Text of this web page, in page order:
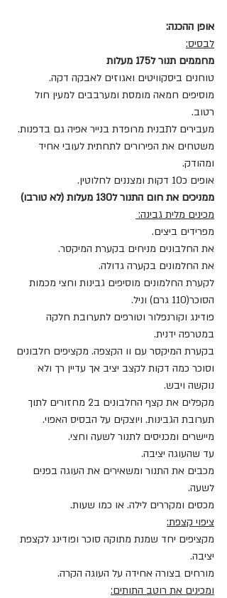
אופן ההכנה:
לבסיס:
מחממים תנור ל175 מעלות
טוחנים ביסקוויטים ואגוזים לאבקה דקה.
מוסיפים חמאה מומסת ומערבבים למעין חול
רטוב.
מעבירים לתבנית מרופדת בנייר אפיה גם בדפנות.
משטחים את הפירורים לתחתית לעובי אחיד
ומהודק.
אופים כ10 דקות ומצננים לחלוטין.
ממניכים את חום התנור ל130 מעלות (לא טורבו)
מכינים מלית גבינה:
מפרידים ביצים.
את החלבונים מניחים בקערת המיקסר.
את החלמונים בקערה גדולה.
לקערת החלמונים מוסיפים גבינות וחצי מכמות
הסוכר(110 גרם) וניל.
פודינג וקורנפלור וטורפים לתערובת חלקה
במטרפה ידנית.
בקערת המיקסר עם וו הקצפה. מקציפים חלבונים
וסוכר כמה דקות לקצב יציב אך עדיין רך ולא
נוקשה ויבש.
מקפלים את קצף החלבונים ב2 מחזורים לתוך
תערובת הגבינות. ויוצקים על הבסיס האפוי.
מיישרים ומכניסים לתנור לשעה וחצי.
עד שהעוגה יציבה.
מכבים את התנור ומשאירים את העוגה בפנים
לשעה.
מכסים ומקררים לילה. או כמו שעות.
ציפוי קצפת:
מקציפים יחד שמנת מתוקה סוכר ופודינג לקצפת
יציבה.
מורחים בצורה אחידה על העוגה הקרה.
ומכינים את רוטב התותים: